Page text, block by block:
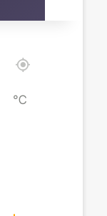
℃